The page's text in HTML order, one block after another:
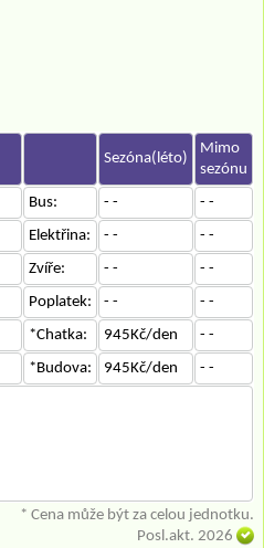
Sezóna(léto)
Mimo
sezónu
Bus: - -
- -
Elektřina: - -
- -
Zvíře: - -
- -
Poplatek: - -
- -
*Chatka: 945Kč/den
- -
*Budova: 945Kč/den
- -
* Cena může být za celou jednotku.
Posl.akt. 2026